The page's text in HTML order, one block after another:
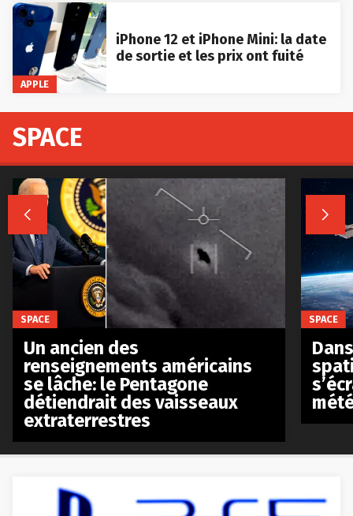
APPLE
iPhone 12 et iPhone Mini: la date
de sortie et les prix ont fuité
SPACE
 
SPACE
Un ancien des
renseignements américains
se lâche: le Pentagone
détiendrait des vaisseaux
extraterrestres
SPACE